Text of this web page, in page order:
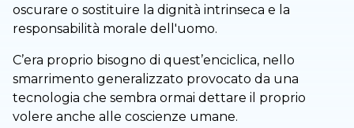
oscurare o sostituire la dignità intrinseca e la
responsabilità morale dell'uomo.
C’era proprio bisogno di quest’enciclica, nello
smarrimento generalizzato provocato da una
tecnologia che sembra ormai dettare il proprio
volere anche alle coscienze umane.